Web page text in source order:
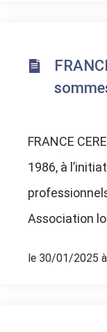
FRANCE
1986, à
Association
le 30/01/2025